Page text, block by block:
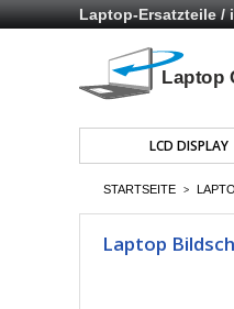
Laptop-Ersatzteile /
LCD DISPLAY
STARTSEITE >
Laptop